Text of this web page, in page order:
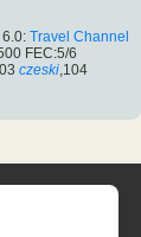
Travel Channel
FEC:5/6
czeski,104